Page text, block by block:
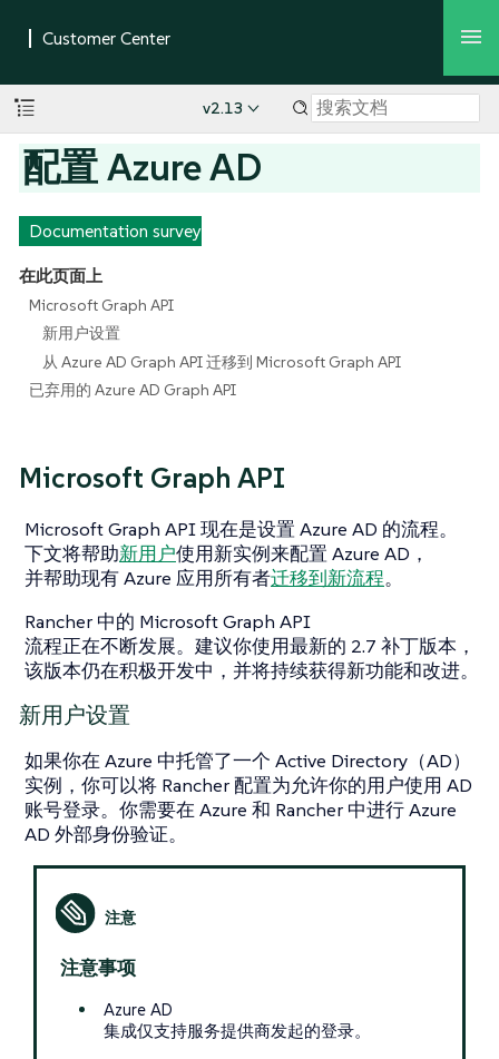
v2.13
配置 Azure AD
Documentation survey
在此页面上
Microsoft Graph API
新用户设置
从 Azure AD Graph API 迁移到 Microsoft Graph API
已弃用的 Azure AD Graph API
Microsoft Graph API
Microsoft Graph API 现在是设置 Azure AD 的流程。
下文将帮助新用户使用新实例来配置 Azure AD，
并帮助现有 Azure 应用所有者迁移到新流程。
Rancher 中的 Microsoft Graph API
流程正在不断发展。建议你使用最新的 2.7 补丁版本，
该版本仍在积极开发中，并将持续获得新功能和改进。
新用户设置
如果你在 Azure 中托管了一个 Active Directory（AD）
实例，你可以将 Rancher 配置为允许你的用户使用 AD
账号登录。你需要在 Azure 和 Rancher 中进行 Azure
AD 外部身份验证。
注意事项
Azure AD
集成仅支持服务提供商发起的登录。